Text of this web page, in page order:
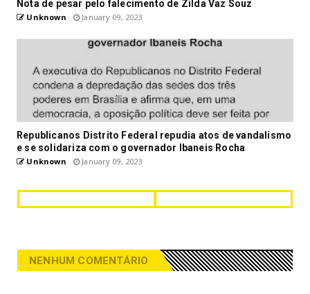
Nota de pesar pelo falecimento de Zilda Vaz Souz
Unknown January 09, 2023
Republicanos Distrito Federal repudia atos de vandalismo
e se solidariza com o governador Ibaneis Rocha
Unknown January 09, 2023
NENHUM COMENTÁRIO